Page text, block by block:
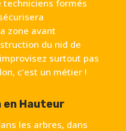
techniciens formés
zone avant
du nid de
surtout pas
c’est un métier !
Hauteur
les arbres, dans